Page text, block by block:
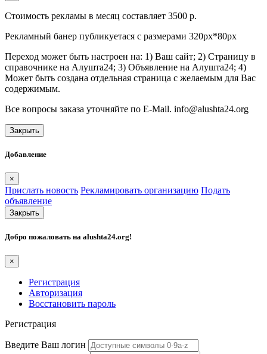
Стоимость рекламы в месяц составляет 3500 р.
Рекламный банер публикуетася с размерами 320px*80px
Переход может быть настроен на: 1) Ваш сайт; 2) Страницу в
справочнике на Алушта24; 3) Объявление на Алушта24; 4)
Может быть создана отдельная страница с желаемым для Вас
содержимым.
Все вопросы заказа уточняйте по E-Mail. info@alushta24.org
Закрыть
Добавление
×
Прислать новость Рекламировать организацию Подать
объявление
Закрыть
Добро пожаловать на alushta24.org!
×
Регистрация
Авторизация
Восстановить пароль
Регистрация
Введите Ваш логин